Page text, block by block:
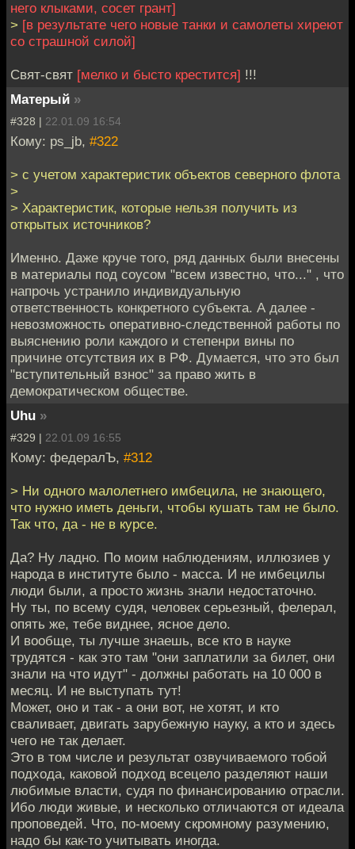
него клыками, сосет грант]
> [в результате чего новые танки и самолеты хиреют
со страшной силой]
Свят-свят [мелко и бысто крестится] !!!
Матерый »
#328 | 22.01.09 16:54
Кому: ps_jb, #322
> с учетом характеристик объектов северного флота
>
> Характеристик, которые нельзя получить из
открытых источников?
Именно. Даже круче того, ряд данных были внесены
в материалы под соусом "всем известно, что..." , что
напрочь устранило индивидуальную
ответственность конкретного субъекта. А далее -
невозможность оперативно-следственной работы по
выяснению роли каждого и степенри вины по
причине отсутствия их в РФ. Думается, что это был
"вступительный взнос" за право жить в
демократическом обществе.
Uhu »
#329 | 22.01.09 16:55
Кому: федералЪ, #312
> Ни одного малолетнего имбецила, не знающего,
что нужно иметь деньги, чтобы кушать там не было.
Так что, да - не в курсе.
Да? Ну ладно. По моим наблюдениям, иллюзиев у
народа в институте было - масса. И не имбецилы
люди были, а просто жизнь знали недостаточно.
Ну ты, по всему судя, человек серьезный, фелерал,
опять же, тебе виднее, ясное дело.
И вообще, ты лучше знаешь, все кто в науке
трудятся - как это там "они заплатили за билет, они
знали на что идут" - должны работать на 10 000 в
месяц. И не выступать тут!
Может, оно и так - а они вот, не хотят, и кто
сваливает, двигать зарубежную науку, а кто и здесь
чего не так делает.
Это в том числе и результат озвучиваемого тобой
подхода, каковой подход всецело разделяют наши
любимые власти, судя по финансированию отрасли.
Ибо люди живые, и несколько отличаются от идеала
проповедей. Что, по-моему скромному разумению,
надо бы как-то учитывать иногда.